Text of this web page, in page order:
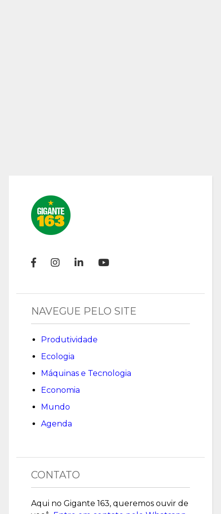
NAVEGUE PELO SITE
Produtividade
Ecologia
Máquinas e Tecnologia
Economia
Mundo
Agenda
CONTATO
Aqui no Gigante 163, queremos ouvir de